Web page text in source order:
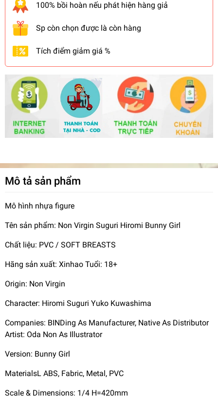
100% bồi hoàn nếu phát hiện hàng giả
Sp còn chọn được là còn hàng
Tích điểm giảm giá %
Mô tả sản phẩm
Mô hình nhựa figure
Tên sản phẩm: Non Virgin Suguri Hiromi Bunny Girl
Chất liệu: PVC / SOFT BREASTS
Hãng sản xuất: Xinhao Tuổi: 18+
Origin: Non Virgin
Character: Hiromi Suguri Yuko Kuwashima
Companies: BINDing As Manufacturer, Native As Distributor
Artist: Oda Non As Illustrator
Version: Bunny Girl
MaterialsL ABS, Fabric, Metal, PVC
Scale & Dimensions: 1/4 H=420mm